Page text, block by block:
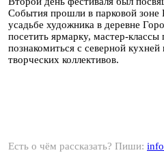
События прошли в парковой зоне
усадьбе художника в деревне
посетить ярмарку, мастер-
познакомиться с северной
творческих коллективов.
Есть о чём рассказать? Пиши: